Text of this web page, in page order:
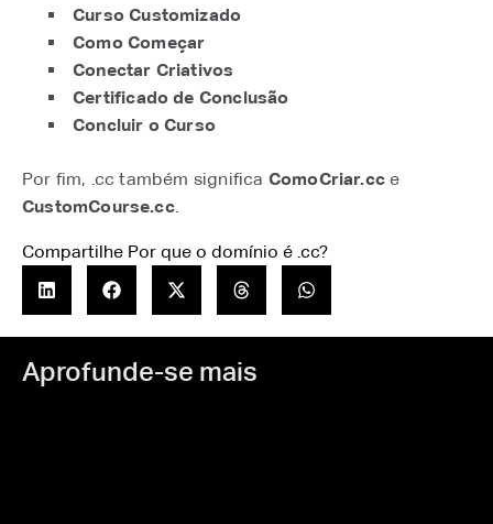
Curso Customizado
Como Começar
Conectar Criativos
Certificado de Conclusão
Concluir o Curso
Por fim, .cc também significa ComoCriar.cc e
CustomCourse.cc.
Compartilhe Por que o domínio é .cc?
Aprofunde-se mais